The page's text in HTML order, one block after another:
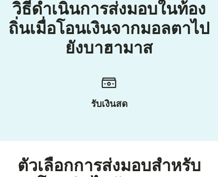
วิธีดำเนินการส่งมอบในท้อง
ถิ่นเมื่อโอนเงินจากมอลตาไป
ยังบาฮามาส
รับเงินสด
ตัวเลือกการส่งมอบสำหรับ